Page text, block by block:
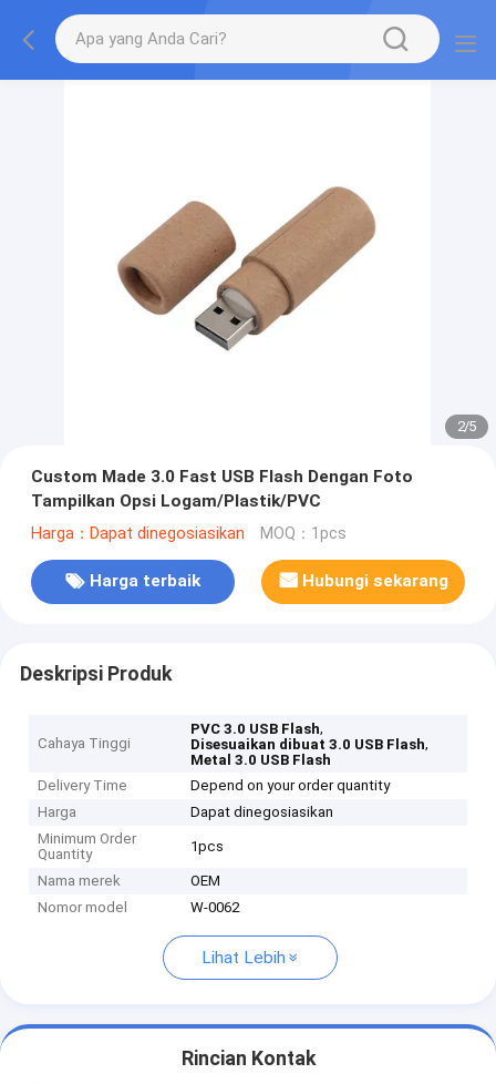
2/5
Custom Made 3.0 Fast USB Flash Dengan Foto
Tampilkan Opsi Logam/Plastik/PVC
Harga：Dapat dinegosiasikan MOQ：1pcs
Harga terbaik Hubungi sekarang
Deskripsi Produk
Cahaya Tinggi
PVC 3.0 USB Flash,
Disesuaikan dibuat 3.0 USB Flash,
Metal 3.0 USB Flash
Delivery Time
Depend on your order quantity
Harga
Dapat dinegosiasikan
Minimum Order
Quantity
1pcs
Nama merek
OEM
Nomor model
W-0062
Lihat Lebih
Rincian Kontak